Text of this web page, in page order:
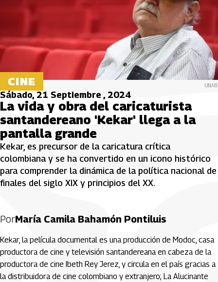
CINE UNAB.
Sábado, 21 Septiembre , 2024
La vida y obra del caricaturista
santandereano 'Kekar' llega a la
pantalla grande
Kekar, es precursor de la caricatura crítica
colombiana y se ha convertido en un icono histórico
para comprender la dinámica de la política nacional de
finales del siglo XIX y principios del XX.
PorMaría Camila Bahamón Pontiluis
Kekar, la película documental es una producción de Modoc, casa
productora de cine y televisión santandereana en cabeza de la
productora de cine Ibeth Rey Jerez, y circula en el país gracias a
la distribuidora de cine colombiano y extranjero; La Alucinante